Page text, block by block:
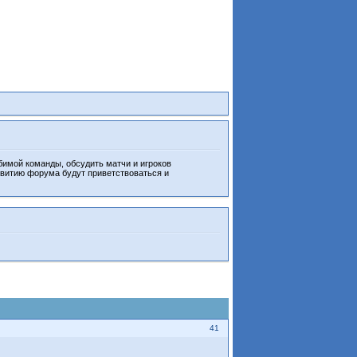
команды, обсудить матчи и игроков
форума будут приветствоваться и
41